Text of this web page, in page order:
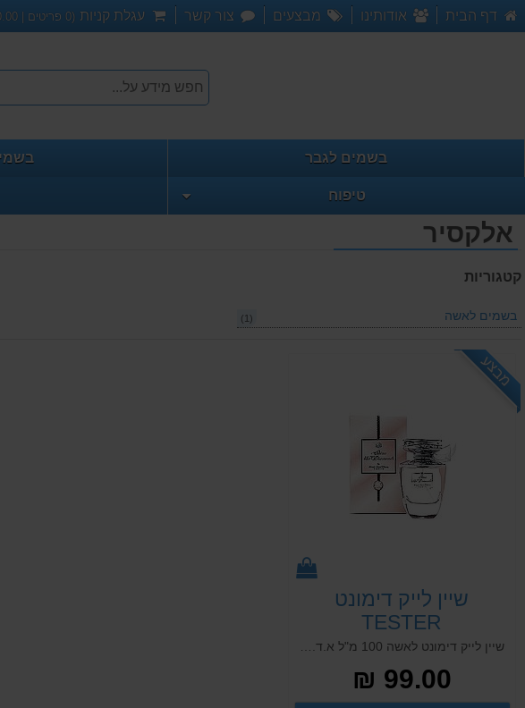
דף הבית אודותינו מבצעים צור קשר עגלת קניות (
0 פריטים |
בשמים לגבר
טיפוח
אלקסיר
קטגוריות
בשמים לאשה (1)
מבצע
שיין לייק דימונט
TESTER
שיין לייק דימונט לאשה 100 מ"ל א.ד.פ TESTER SHINE LIKE DIAMONDS FOR WOMEN 100 ML E.D.P
99.00 ₪